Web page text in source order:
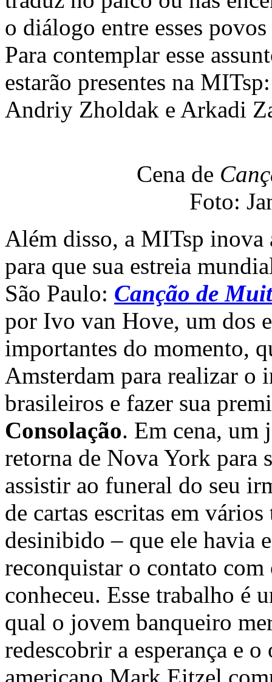
o diálogo entre esses
Para contemplar esse
estarão presentes na
Andriy Zholdak e Arkadi
Cena de
Foto:
Além disso, a MITsp inova
para que sua estreia
São Paulo: Canção de
por Ivo van Hove, um dos
importantes do momento,
Amsterdam para realizar o
brasileiros e fazer sua
Consolação. Em cena, um
retorna de Nova York para
assistir ao funeral do seu
de cartas escritas em
desinibido – que ele havia
reconquistar o contato
conheceu. Esse trabalho é
qual o jovem banqueiro
redescobrir a esperança e
americano Mark Eitzel